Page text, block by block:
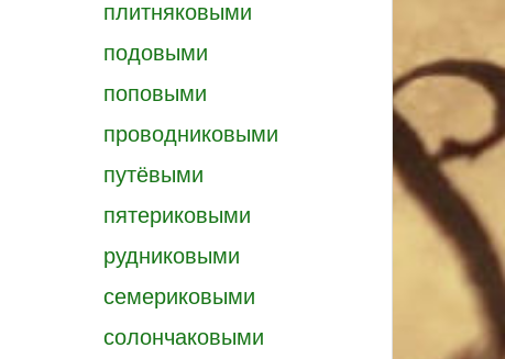
плитняковыми
подовыми
поповыми
проводниковыми
путёвыми
пятериковыми
рудниковыми
семериковыми
солончаковыми